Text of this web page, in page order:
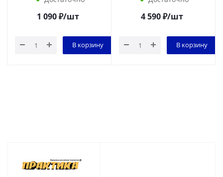
1 090₽/шт
В корзину
4 590₽/шт
В корзину